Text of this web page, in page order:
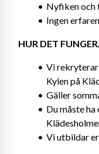
Nyfiken och
Ingen
HUR DET
Vi
Kylen på
Gäller
Du måste
Vi utbildar